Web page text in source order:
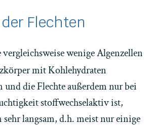
Flechten
wenige Algenzellen
mit Kohlehydraten
und die Flechte außerdem nur bei
stoffwechselaktiv ist,
sehr langsam, d.h. meist nur einige